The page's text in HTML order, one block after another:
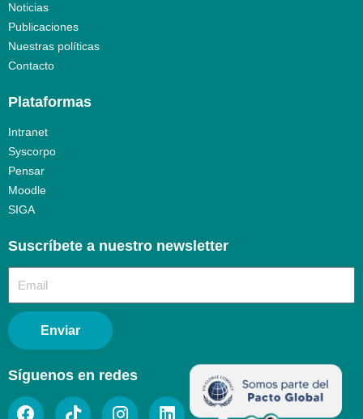
Noticias
Publicaciones
Nuestras políticas
Contacto
Plataformas
Intranet
Syscorpo
Pensar
Moodle
SIGA
Suscríbete a nuestro newsletter​
Enviar
Síguenos en redes